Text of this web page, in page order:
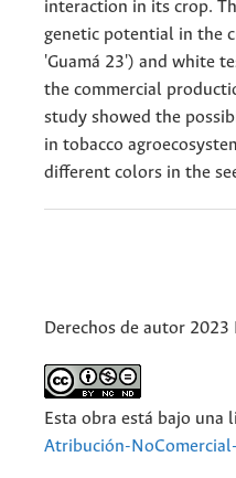
interaction in its crop.
genetic potential in the
'Guamá 23') and white
the commercial
study showed the
in tobacco
different colors in the
Derechos de autor 2023
Esta obra está bajo una
Atribución-